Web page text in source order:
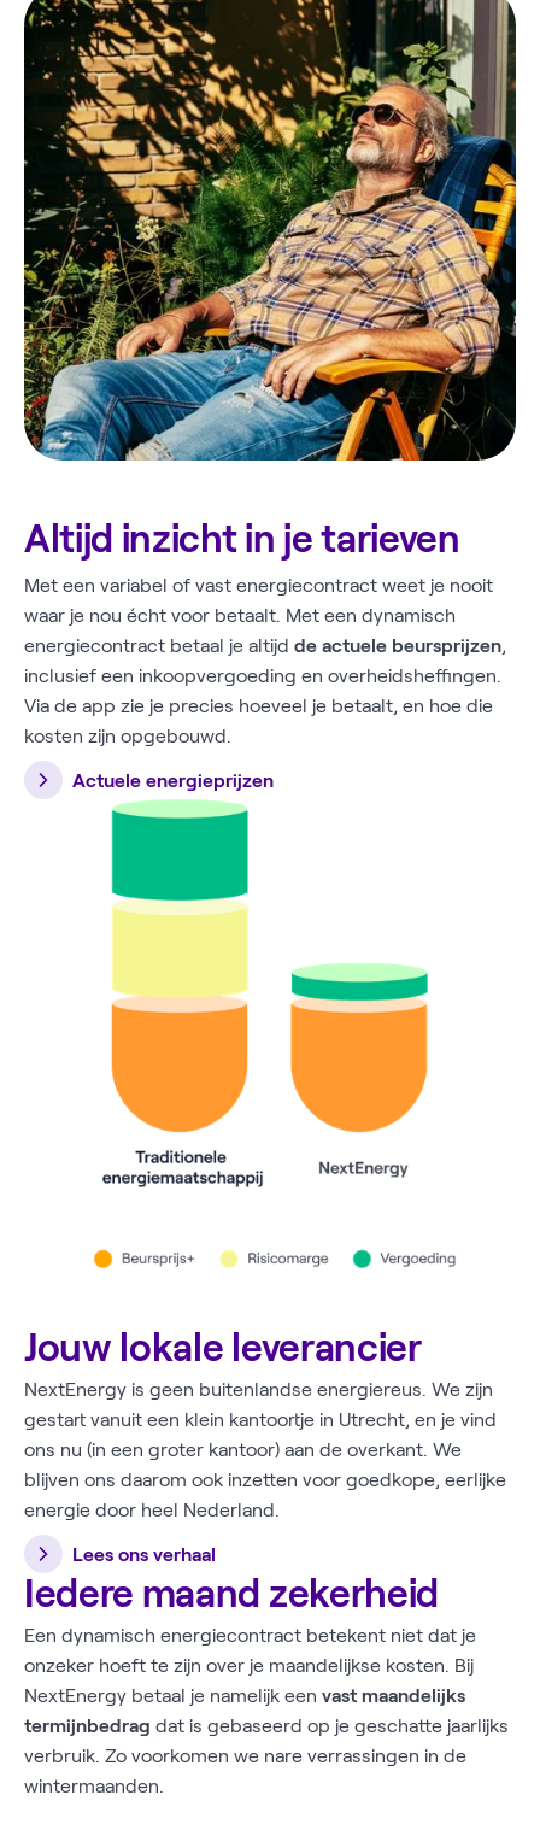
Altijd inzicht in je tarieven
Met een variabel of vast energiecontract weet je nooit
waar je nou écht voor betaalt. Met een dynamisch
energiecontract betaal je altijd de actuele beursprijzen,
inclusief een inkoopvergoeding en overheidsheffingen.
Via de app zie je precies hoeveel je betaalt, en hoe die
kosten zijn opgebouwd.
Actuele energieprijzen
Iedere maand zekerheid
Een dynamisch energiecontract betekent niet dat je
onzeker hoeft te zijn over je maandelijkse kosten. Bij
NextEnergy betaal je namelijk een vast maandelijks
termijnbedrag dat is gebaseerd op je geschatte jaarlijks
verbruik. Zo voorkomen we nare verrassingen in de
wintermaanden.
Jouw lokale leverancier
NextEnergy is geen buitenlandse energiereus. We zijn
gestart vanuit een klein kantoortje in Utrecht, en je vind
ons nu (in een groter kantoor) aan de overkant. We
blijven ons daarom ook inzetten voor goedkope, eerlijke
energie door heel Nederland.
Lees ons verhaal